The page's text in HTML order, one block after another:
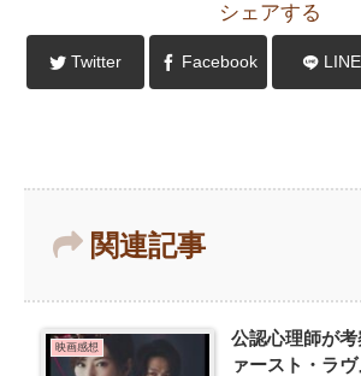
シェアする
Twitter Facebook LINE
関連記事
映画感想
公認心理師が
ァースト・ラヴ